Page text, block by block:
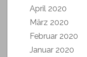
April 2020
März 2020
Februar 2020
Januar 2020